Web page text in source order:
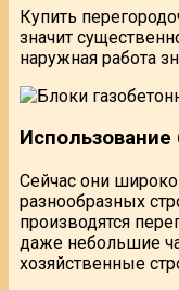
Купить
значит
наружная работа
Использование
Сейчас они
разнообразных
производятся
даже небольшие
хозяйственные